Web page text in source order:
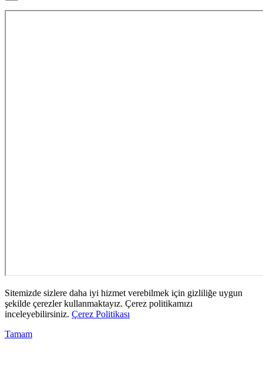
Sitemizde sizlere daha iyi hizmet verebilmek için gizliliğe uygun
şekilde çerezler kullanmaktayız. Çerez politikamızı
inceleyebilirsiniz. Çerez Politikası
Tamam